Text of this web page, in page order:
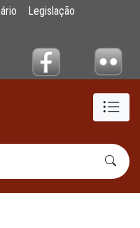
do MPPE
Legislação